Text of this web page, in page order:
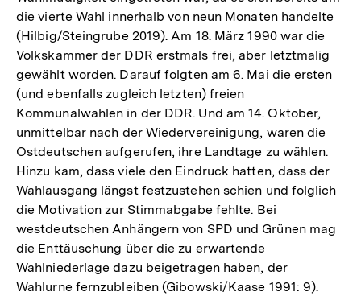
die vierte Wahl innerhalb von neun Monaten handelte
(Hilbig/Steingrube 2019). Am 18. März 1990 war die
Volkskammer der DDR erstmals frei, aber letztmalig
gewählt worden. Darauf folgten am 6. Mai die ersten
(und ebenfalls zugleich letzten) freien
Kommunalwahlen in der DDR. Und am 14. Oktober,
unmittelbar nach der Wiedervereinigung, waren die
Ostdeutschen aufgerufen, ihre Landtage zu wählen.
Hinzu kam, dass viele den Eindruck hatten, dass der
Wahlausgang längst festzustehen schien und folglich
die Motivation zur Stimmabgabe fehlte. Bei
westdeutschen Anhängern von SPD und Grünen mag
die Enttäuschung über die zu erwartende
Wahlniederlage dazu beigetragen haben, der
Wahlurne fernzubleiben (Gibowski/Kaase 1991: 9).